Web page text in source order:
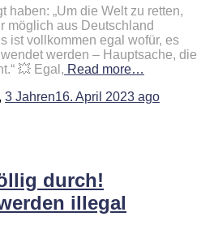
haben: „Um die Welt zu retten,
möglich aus Deutschland
ist vollkommen egal wofür, es
werden – Hauptsache, die
💥 Egal, Read more…
, 3 Jahren16. April 2023 ago
durch!
illegal